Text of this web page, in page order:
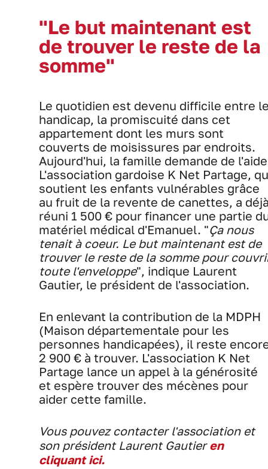
"Le but maintenant est
de trouver le reste de la
somme"
Le quotidien est devenu difficile entre
handicap, la promiscuité dans cet
appartement dont les murs sont
couverts de moisissures par endroits.
Aujourd'hui, la famille demande de
L'association gardoise K Net Partage,
soutient les enfants vulnérables grâce
au fruit de la revente de canettes, a
réuni 1 500 € pour financer une partie
matériel médical d'Emanuel. "Ça nous
tenait à coeur. Le but maintenant est de
trouver le reste de la somme pour
toute l'enveloppe", indique Laurent
Gautier, le président de l'association.
En enlevant la contribution de la MDPH
(Maison départementale pour les
personnes handicapées), il reste
2 900 € à trouver. L'association K Net
Partage lance un appel à la générosité
et espère trouver des mécènes pour
aider cette famille.
Vous pouvez contacter l'association et
son président Laurent Gautieren
cliquant ici.